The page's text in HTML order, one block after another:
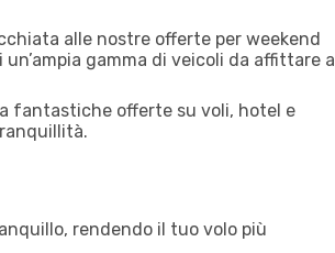
alle nostre offerte per weekend
gamma di veicoli da affittare a
fantastiche offerte su voli, hotel e
rendendo il tuo volo più